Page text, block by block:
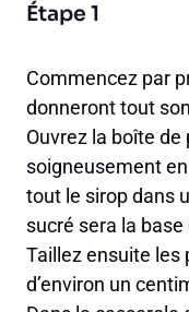
Étape 1
Commencez par
donneront tout
Ouvrez la boîte
soigneusement
tout le sirop dans
sucré sera la
Taillez ensuite les
d’environ un